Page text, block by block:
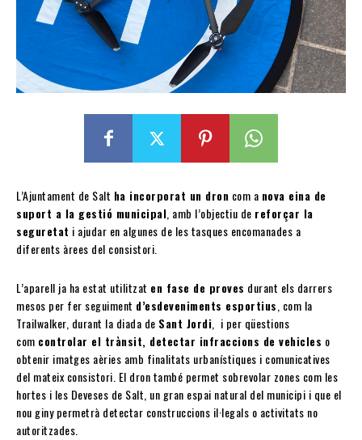
L’Ajuntament de Salt ha incorporat un dron com a nova eina de
suport a la gestió municipal, amb l’objectiu de reforçar la
seguretat i ajudar en algunes de les tasques encomanades a
diferents àrees del consistori.
L’aparell ja ha estat utilitzat en fase de proves durant els darrers
mesos per fer seguiment d’esdeveniments esportius, com la
Trailwalker, durant la diada de Sant Jordi, i per qüestions
com controlar el trànsit, detectar infraccions de vehicles o
obtenir imatges aèries amb finalitats urbanístiques i comunicatives
del mateix consistori. El dron també permet sobrevolar zones com les
hortes i les Deveses de Salt, un gran espai natural del municipi i que el
nou giny permetrà detectar construccions il·legals o activitats no
autoritzades.